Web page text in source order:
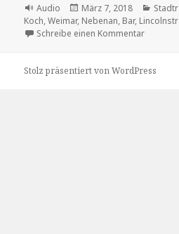
Format
Audio
Veröffentlicht
am
März 7, 2018
Koch,Weimar, Nebenan, Bar,
Schreibe einen Kommentarzu ein
Stolz präsentiert von WordPress